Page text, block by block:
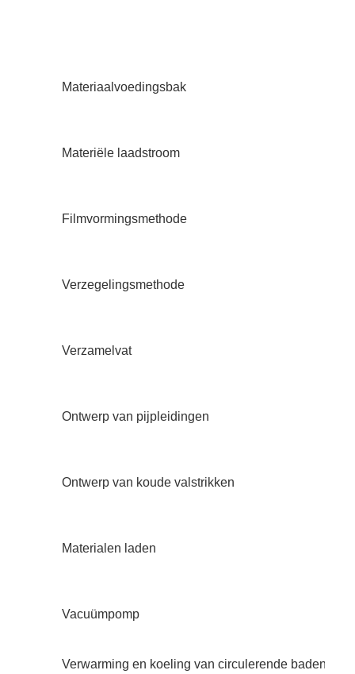
Materiaalvoedingsbak
Materiële laadstroom
Filmvormingsmethode
Verzegelingsmethode
Verzamelvat
Ontwerp van pijpleidingen
Ontwerp van koude valstrikken
Materialen laden
Vacuümpomp
Verwarming en koeling van circulerende baden